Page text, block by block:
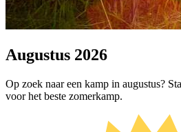
Augustus 2026
Op zoek naar een kamp in augustus?
voor het beste zomerkamp.